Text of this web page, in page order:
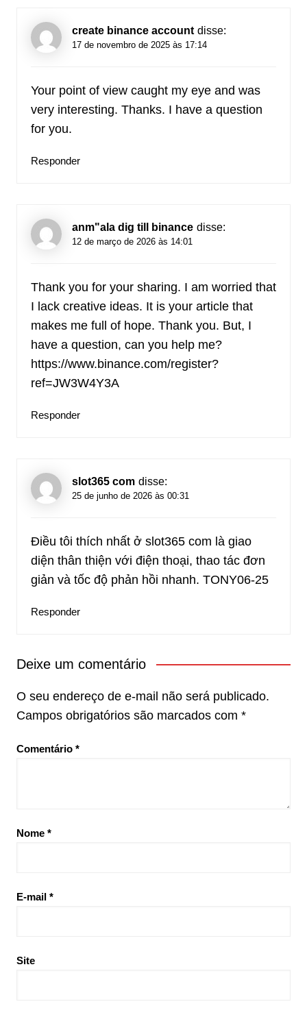
create binance account disse:
17 de novembro de 2025 às 17:14
Your point of view caught my eye and was
very interesting. Thanks. I have a question
for you.
Responder
anm"ala dig till binance disse:
12 de março de 2026 às 14:01
Thank you for your sharing. I am worried that
I lack creative ideas. It is your article that
makes me full of hope. Thank you. But, I
have a question, can you help me?
https://www.binance.com/register?
ref=JW3W4Y3A
Responder
slot365 com disse:
25 de junho de 2026 às 00:31
Điều tôi thích nhất ở slot365 com là giao
diện thân thiện với điện thoại, thao tác đơn
giản và tốc độ phản hồi nhanh. TONY06-25
Responder
Deixe um comentário
O seu endereço de e-mail não será publicado.
Campos obrigatórios são marcados com *
Comentário *
Nome *
E-mail *
Site